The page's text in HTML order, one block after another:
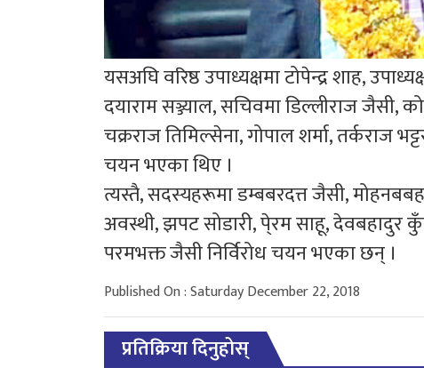
यसअघि वरिष्ठ उपाध्यक्षमा टोपेन्द्र शाह,
दयाराम सञ्ज्याल, सचिवमा डिल्लीराज जैसी,
चक्रराज तिमिल्सेना, गोपाल शर्मा, तर्कराज
चयन भएका थिए ।
त्यस्तै, सदस्यहरूमा डम्बबरदत्त जैसी,
अवस्थी, झपट सोडारी, पे्रम साहू, देवबहादुर
परमभक्त जैसी निर्विरोध चयन भएका छन् ।
Published On : Saturday December 22, 2018
प्रतिक्रिया दिनुहोस्